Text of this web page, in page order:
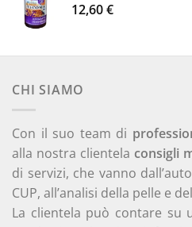
12,60€
CHI SIAMO
Con il suo team di
alla nostra clientela consigli
di servizi, che vanno
CUP, all’analisi della pelle e
La clientela può contare su